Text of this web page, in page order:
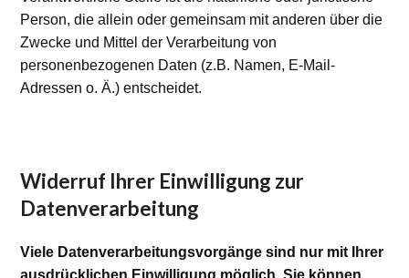
Person, die allein oder gemeinsam mit anderen über die
Zwecke und Mittel der Verarbeitung von
personenbezogenen Daten (z.B. Namen, E-Mail-
Adressen o. Ä.) entscheidet.
Widerruf Ihrer Einwilligung zur
Datenverarbeitung
Viele Datenverarbeitungsvorgänge sind nur mit Ihrer
ausdrücklichen Einwilligung möglich. Sie können